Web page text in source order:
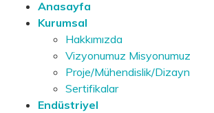
Anasayfa
Kurumsal
Hakkımızda
Vizyonumuz Misyonumuz
Proje/Mühendislik/Dizayn
Sertifikalar
Endüstriyel